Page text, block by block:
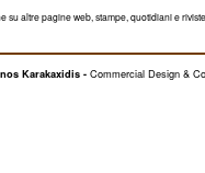
altre pagine web, stampe, quotidiani e
Karakaxidis - Commercial Design &